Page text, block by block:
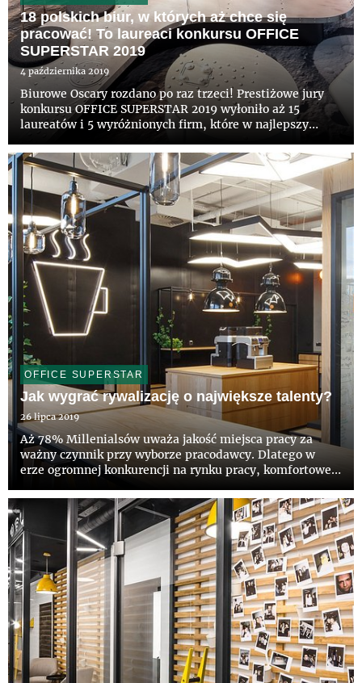
18 polskich biur, w których aż chce się
pracować! To laureaci konkursu OFFICE
SUPERSTAR 2019
4 października 2019
Biurowe Oscary rozdano po raz trzeci! Prestiżowe jury
konkursu OFFICE SUPERSTAR 2019 wyłoniło aż 15
laureatów i 5 wyróżnionych firm, które w najlepszy
zwycięzców znalazły się m.in. AstraZeneca za twórczą
interpretację...
OFFICE SUPERSTAR
Jak wygrać rywalizację o największe talenty?
26 lipca 2019
Aż 78% Millenialsów uważa jakość miejsca pracy za
ważny czynnik przy wyborze pracodawcy. Dlatego w
erze ogromnej konkurencji na rynku pracy, komfortowe
Trend ten dotyczy rywalizacji o wszystkie talenty, nie
tylko te z ge...